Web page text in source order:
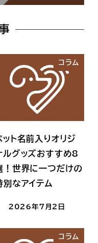
コラム
ット名前入りオリジ
ルグッズおすすめ8
！世界に一つだけの
別なアイテム
2026年7月2日
コラム